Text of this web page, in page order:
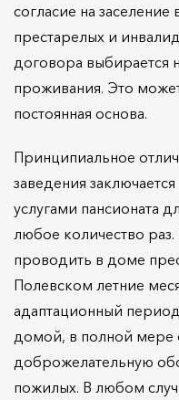
согласие на
престарелых и
договора
проживания. Это
постоянная основа.
Принципиальное
заведения
услугами пансионата
любое количество
проводить в доме
Полевском летние
адаптационный
домой, в полной мере
доброжелательную
пожилых. В любом